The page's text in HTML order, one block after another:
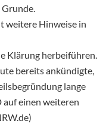
weitere Hinweise in
Klärung herbeiführen.
bereits ankündigte,
lange
einen weiteren